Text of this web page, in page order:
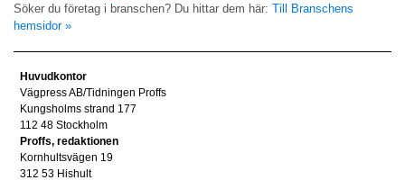
Söker du företag i branschen? Du hittar dem här: Till Branschens
hemsidor »
Huvudkontor
Vägpress AB/Tidningen Proffs
Kungsholms strand 177
112 48 Stockholm
Proffs, redaktionen
Kornhultsvägen 19
312 53 Hishult